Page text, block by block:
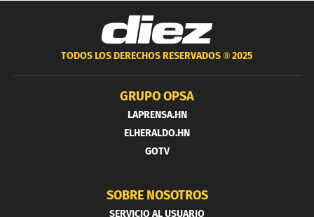
TODOS LOS DERECHOS RESERVADOS ®2025
GRUPO OPSA
LAPRENSA.HN
ELHERALDO.HN
GOTV
SOBRE NOSOTROS
SERVICIO AL USUARIO